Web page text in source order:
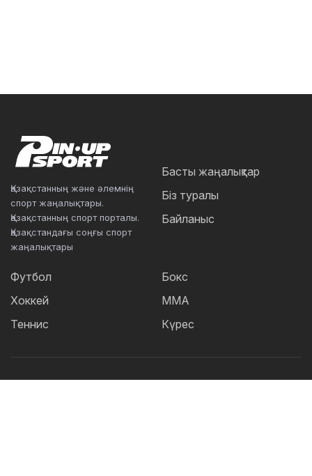
Қазақстанның және әлемнің
спорт жаңалықтары.
Қазақстанның спорт порталы.
Қазақстандағы соңғы спорт
жаңалықтары
Басты жаңалықтар
Біз туралы
Байланыс
Футбол
Хоккей
Теннис
Бокс
ММА
Күрес